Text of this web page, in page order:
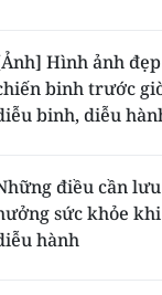
núi phía Bắc
Hình ảnh
binh trước
binh, diễu
điều cần
sức khỏe
hành